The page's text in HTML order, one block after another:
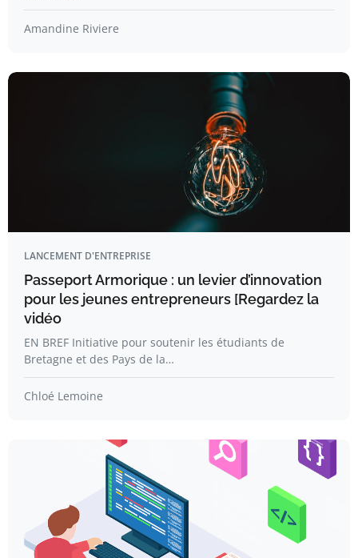
Amandine Riviere
LANCEMENT D'ENTREPRISE
Passeport Armorique : un levier d’innovation
pour les jeunes entrepreneurs [Regardez la
vidéo
EN BREF Initiative pour soutenir les étudiants de
Bretagne et des Pays de la…
Chloé Lemoine